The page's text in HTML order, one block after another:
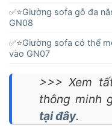
✅⭐️Giường sofa gỗ đa
GN08
✅⭐️Giường sofa có thể
vào GN07
>>> Xem
thông minh
tại đây.